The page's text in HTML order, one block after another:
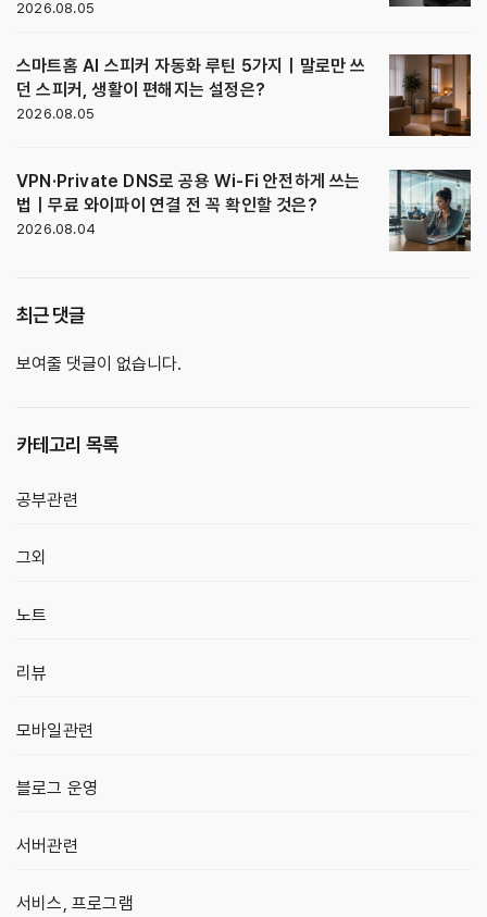
2026.08.05
스마트홈 AI 스피커 자동화 루틴 5가지｜말로만 쓰
던 스피커, 생활이 편해지는 설정은?
2026.08.05
VPN·Private DNS로 공용 Wi-Fi 안전하게 쓰는
법｜무료 와이파이 연결 전 꼭 확인할 것은?
2026.08.04
최근 댓글
보여줄 댓글이 없습니다.
카테고리 목록
공부관련
그외
노트
리뷰
모바일관련
블로그 운영
서버관련
서비스, 프로그램